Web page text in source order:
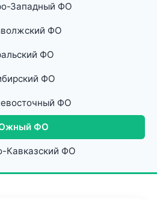
Западный ФО
ФО
ФО
ФО
ФО
ФО
Кавказский ФО